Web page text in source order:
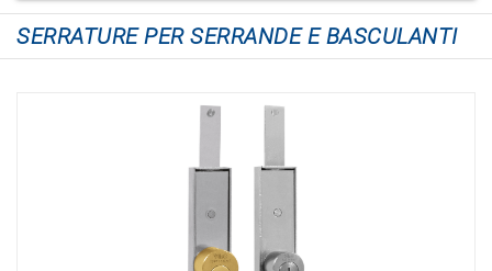
SERRATURE PER SERRANDE E BASCULANTI